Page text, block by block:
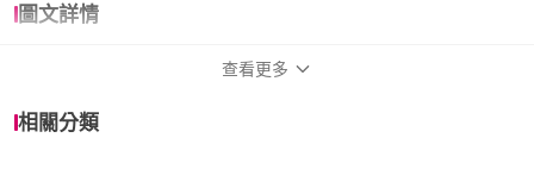
圖文詳情
查看更多
相關分類